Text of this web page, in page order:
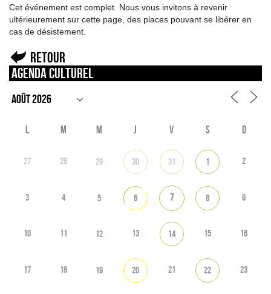
Cet événement est complet. Nous vous invitons à revenir
ultérieurement sur cette page, des places pouvant se libérer en
cas de désistement.
Retour
Agenda culturel
L M M J V S D
27 28 29 30 31 1 2
3 4 5 6 7 8 9
10 11 12 13 14 15 16
17 18 19 20 21 22 23